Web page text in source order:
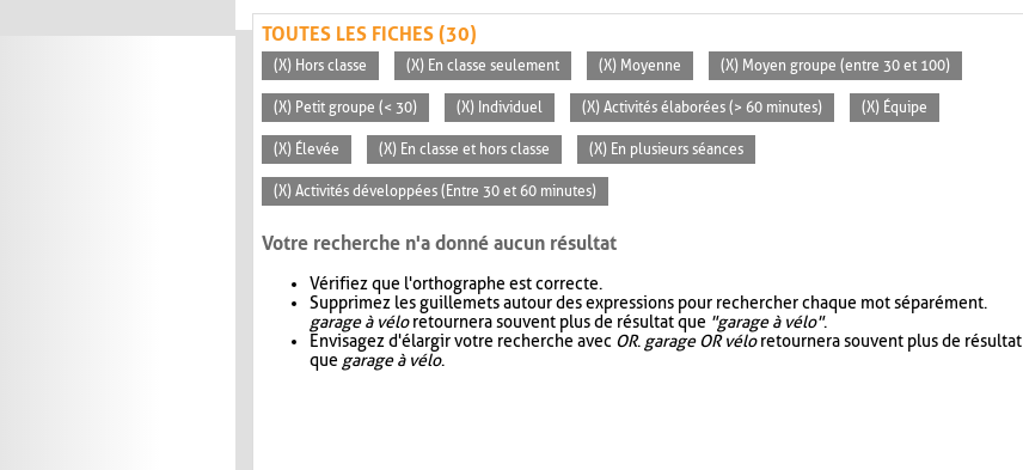
TOUTES LES FICHES (30)
(X) Hors classe (X) En classe seulement (X) Moyenne (X) Moyen groupe (entre 30 et 100)
(X) Petit groupe (< 30) (X) Individuel (X) Activités élaborées (> 60 minutes) (X) Équipe
(X) Élevée (X) En classe et hors classe (X) En plusieurs séances
(X) Activités développées (Entre 30 et 60 minutes)
Votre recherche n'a donné aucun résultat
Vérifiez que l'orthographe est correcte.
Supprimez les guillemets autour des expressions pour rechercher chaque mot séparément.
garage à véloretournera souvent plus de résultat que "garage à vélo".
Envisagez d'élargir votre recherche avec OR. garage OR véloretournera souvent plus de résultat
que garage à vélo.